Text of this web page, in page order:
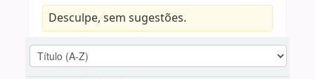
Desculpe, sem sugestões.